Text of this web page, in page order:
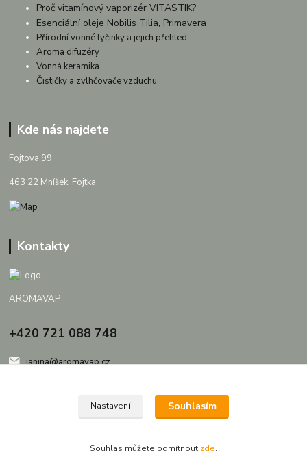
Proč vitamínový vaporizér VITASTIK?
Esenciální oleje Nobilis Tilia, Primavera
Přírodní vonné tyčinky a jejich přehled
Aroma difuzéry
Vonná keramika
Čističky a zvlhčovače vzduchu
Kde nás najdete
Fojtova 99
463 22 Mníšek, Fojtka
Kontakty
AROMAVAP
+420 721 088 748
janina@aromavap.cz
Nastavení Souhlasím
Souhlas můžete odmítnout zde.